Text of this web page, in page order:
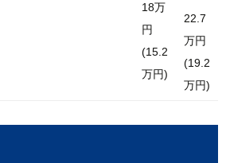
18万
円
(15.2
万円)
22.7
万円
(19.2
万円)